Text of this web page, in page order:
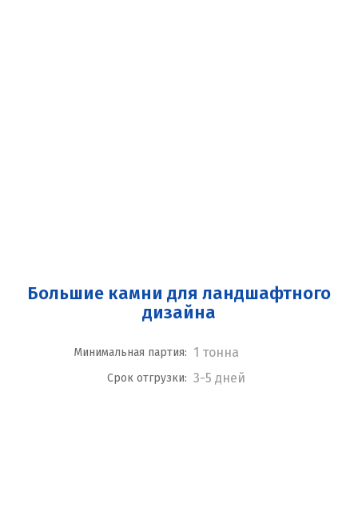
Большие камни для ландшафтного
дизайна
Минимальная партия: 1 тонна
Срок отгрузки: 3-5 дней